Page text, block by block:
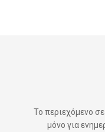
Το περιεχόμενο
μόνο για